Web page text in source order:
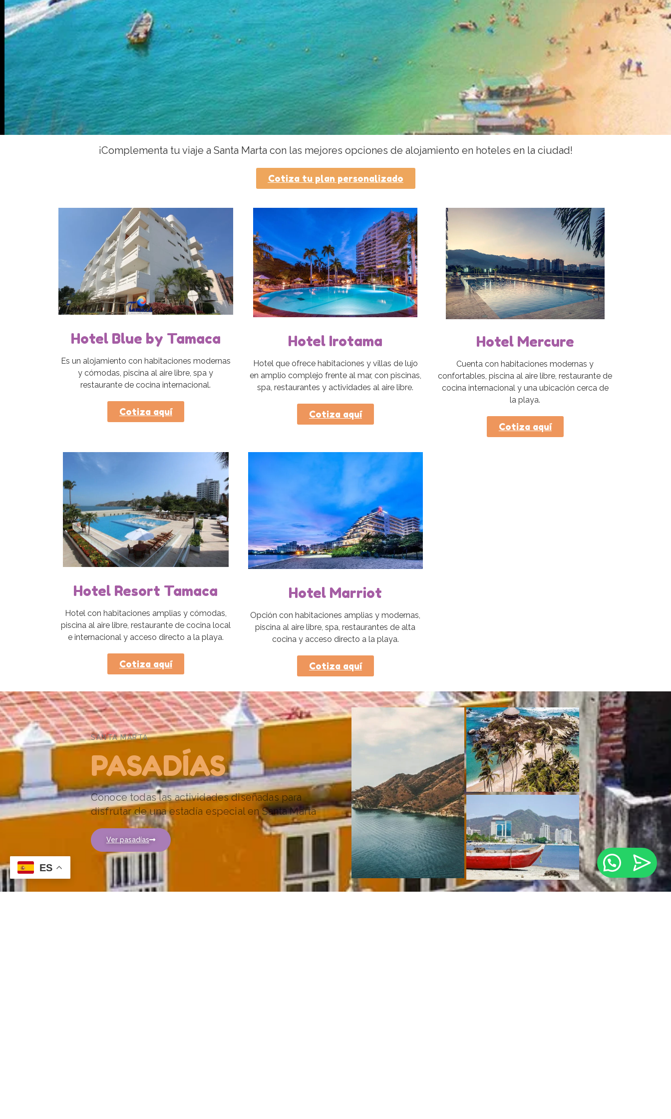
¡Complementa tu viaje a Santa Marta con las mejores opciones de alojamiento en hoteles en la ciudad!
Cotiza tu plan personalizado
Hotel Blue by Tamaca
Es un alojamiento con habitaciones modernas
y cómodas, piscina al aire libre, spa y
restaurante de cocina internacional.
Cotiza aquí
Hotel Irotama
Hotel que ofrece habitaciones y villas de lujo
en amplio complejo frente al mar, con piscinas,
spa, restaurantes y actividades al aire libre.
Cotiza aquí
Hotel Mercure
Cuenta con habitaciones modernas y
confortables, piscina al aire libre, restaurante de
cocina internacional y una ubicación cerca de
la playa.
Cotiza aquí
Hotel Resort Tamaca
Hotel con habitaciones amplias y cómodas,
piscina al aire libre, restaurante de cocina local
e internacional y acceso directo a la playa.
Cotiza aquí
Hotel Marriot
Opción con habitaciones amplias y modernas,
piscina al aire libre, spa, restaurantes de alta
cocina y acceso directo a la playa.
Cotiza aquí
SANTA MARTA
PASADÍAS
Conoce todas las actividades diseñadas para
disfrutar de una estadía especial en Santa Marta
Ver pasadías
ES